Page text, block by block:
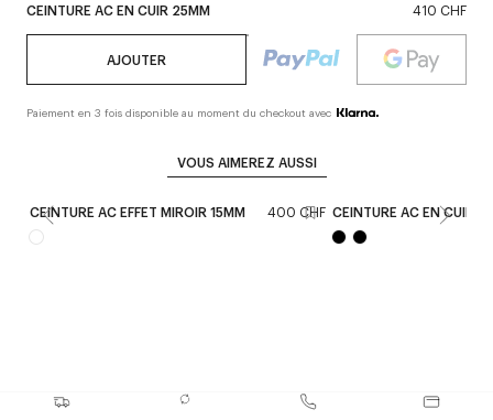
CEINTURE AC EN CUIR 25MM 410 CHF
AJOUTER
Paiement en 3 fois disponible au moment du checkout avec
VOUS AIMEREZ AUSSI
CEINTURE AC EFFET MIROIR 15MM 400 CHF CEINTURE AC EN CUIR